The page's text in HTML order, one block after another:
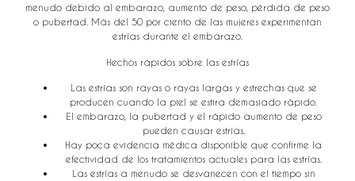
menudo debido al embarazo, aumento de peso, pérdida de peso
o pubertad. Más del 50 por ciento de las mujeres experimentan
estrías durante el embarazo.
Hechos rápidos sobre las estrías
Las estrías son rayas o rayas largas y estrechas que se
producen cuando la piel se estira demasiado rápido.
El embarazo, la pubertad y el rápido aumento de peso
pueden causar estrías.
Hay poca evidencia médica disponible que confirme la
efectividad de los tratamientos actuales para las estrías.
Las estrías a menudo se desvanecen con el tiempo sin